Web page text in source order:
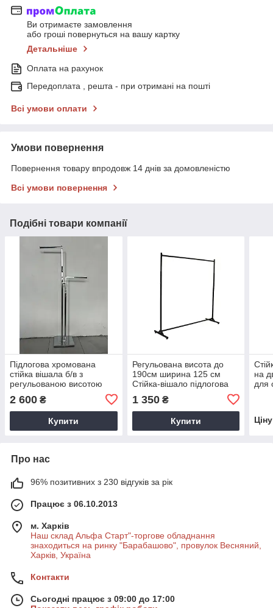
Ви отримаєте замовлення
або гроші повернуться на вашу картку
Детальніше
Оплата на рахунок
Передоплата , решта - при отримані на пошті
Всі умови оплати
Умови повернення
Повернення товару впродовж 14 днів за домовленістю
Всі умови повернення
Подібні товари компанії
Підлогова хромована
стійка вішала б/в з
регульованою висотою
ріжок на дві сторони для
одягу
2 600 ₴
Купити
Регульована висота до
190см ширина 125 см
Стійка-вішало підлогова
1 350₴
Купити
на
для
Про нас
96% позитивних з 230 відгуків за рік
Працює з 06.10.2013
м. Харків
Наш склад Альфа Старт"-торгове обладнання
знаходиться на ринку "Барабашово", провулок Весняний,
Харків, Україна
Контакти
Сьогодні працює з 09:00 до 17:00